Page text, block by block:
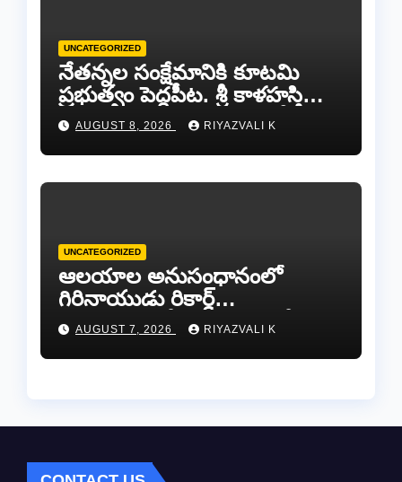
UNCATEGORIZED
నేతన్నల సంక్షేమానికి కూటమి
ప్రభుత్వం పెద్దపీట. శ్రీ కాళహస్తి
ఎమ్మెల్యే బొజ్జల వెంకట సుధీర్ రెడ్డి.
AUGUST 8, 2026 RIYAZVALI K
UNCATEGORIZED
ఆలయాల అనుసంధానంలో
గిరినాయుడు రికార్డ్
దారినేర్పరి..రోడ్డు నిర్మాణంతో పాటు
గోవుల సంరక్షణకు ప్రాణప్రతిష్ఠ!..
AUGUST 7, 2026 RIYAZVALI K